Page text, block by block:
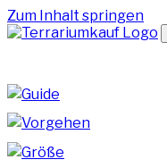
Zum Inhalt springen